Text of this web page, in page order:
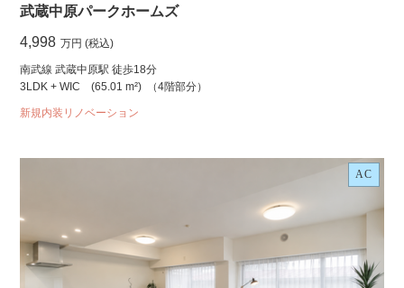
武蔵中原パークホームズ
4,998 万円 (税込)
南武線 武蔵中原駅 徒歩18分
3LDK + WIC
(65.01 m²) （4階部分）
新規内装リノベーション
AC